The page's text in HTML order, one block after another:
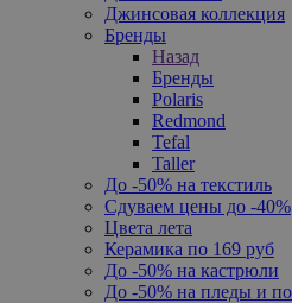
Джинсовая коллекция
Бренды
Назад
Бренды
Polaris
Redmond
Tefal
Taller
До -50% на текстиль
Сдуваем цены до -40%
Цвета лета
Керамика по 169 руб
До -50% на кастрюли
До -50% на пледы и